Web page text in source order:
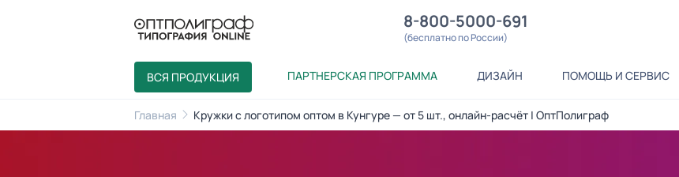
8-800-5000-691
(бесплатно по России)
ВСЯ ПРОДУКЦИЯ ПАРТНЕРСКАЯ ПРОГРАММА ДИЗАЙН ПОМОЩЬ И СЕРВИС
Главная Кружки с логотипом оптом в Кунгуре — от 5 шт., онлайн-расчёт | ОптПолиграф